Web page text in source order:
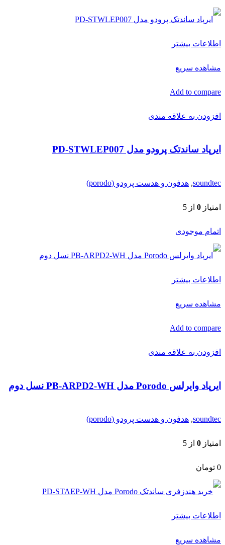
اطلاعات بیشتر
مشاهده سریع
Add to compare
افزودن به علاقه مندی
ایرپاد ساندتک پرودو مدل PD-STWLEP007
soundtec
, هدفون و هدست پرودو (porodo)
امتیاز 0 از 5
اتمام موجودی
اطلاعات بیشتر
مشاهده سریع
Add to compare
افزودن به علاقه مندی
ایرپاد وایرلس Porodo مدل PB-ARPD2-WH نسل دوم
soundtec
, هدفون و هدست پرودو (porodo)
امتیاز 0 از 5
0 تومان
اطلاعات بیشتر
مشاهده سریع